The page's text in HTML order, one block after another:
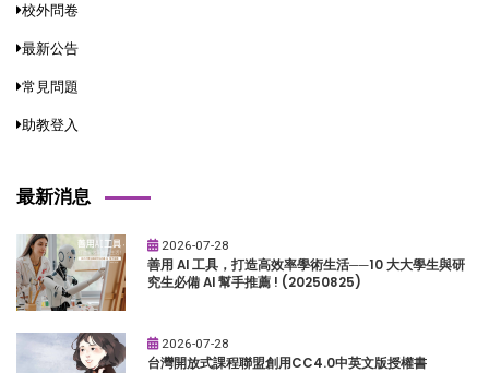
校外問卷
最新公告
常見問題
助教登入
最新消息
2026-07-28
善用 AI 工具，打造高效率學術生活──10 大大學生與研
究生必備 AI 幫手推薦 ! (20250825)
2026-07-28
台灣開放式課程聯盟創用CC4.0中英文版授權書